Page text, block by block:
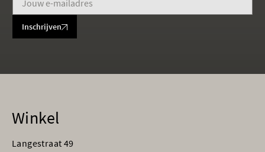
Inschrijven
Winkel
Langestraat 49